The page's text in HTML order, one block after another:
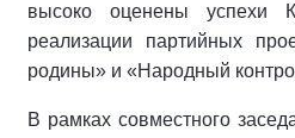
высоко оценены успехи
реализации партийных
родины» и «Народный
В рамках совместного